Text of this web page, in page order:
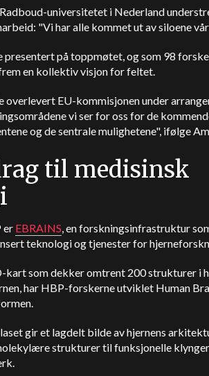
universitetet i Nederland
"Vi har alle kommet ut av siloene
presentert på toppmøtet, og som 98
en kollektiv visjon for feltet.
overlevert EU-kommisjonen under
vi ser for oss for de
og de sentrale mulighetene", ifølge
til medisinsk
er EBRAINS , en forskningsinfrastruktur
teknologi og tjenester for
kart som dekker omtrent 200 strukturer i
har HBP-forskerne utviklet Human
gir et lagdelt bilde av hjernens
strukturer til funksjonelle